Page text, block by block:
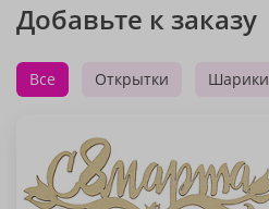
Добавьте к заказу
Все Открытки Шарики